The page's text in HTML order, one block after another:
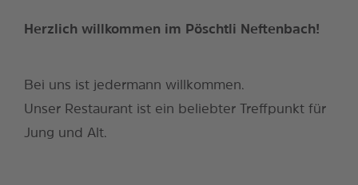
Herzlich willkommen im Pöschtli Neftenbach!
Bei uns ist jedermann willkommen.
Unser Restaurant ist ein beliebter Treffpunkt für
Jung und Alt.